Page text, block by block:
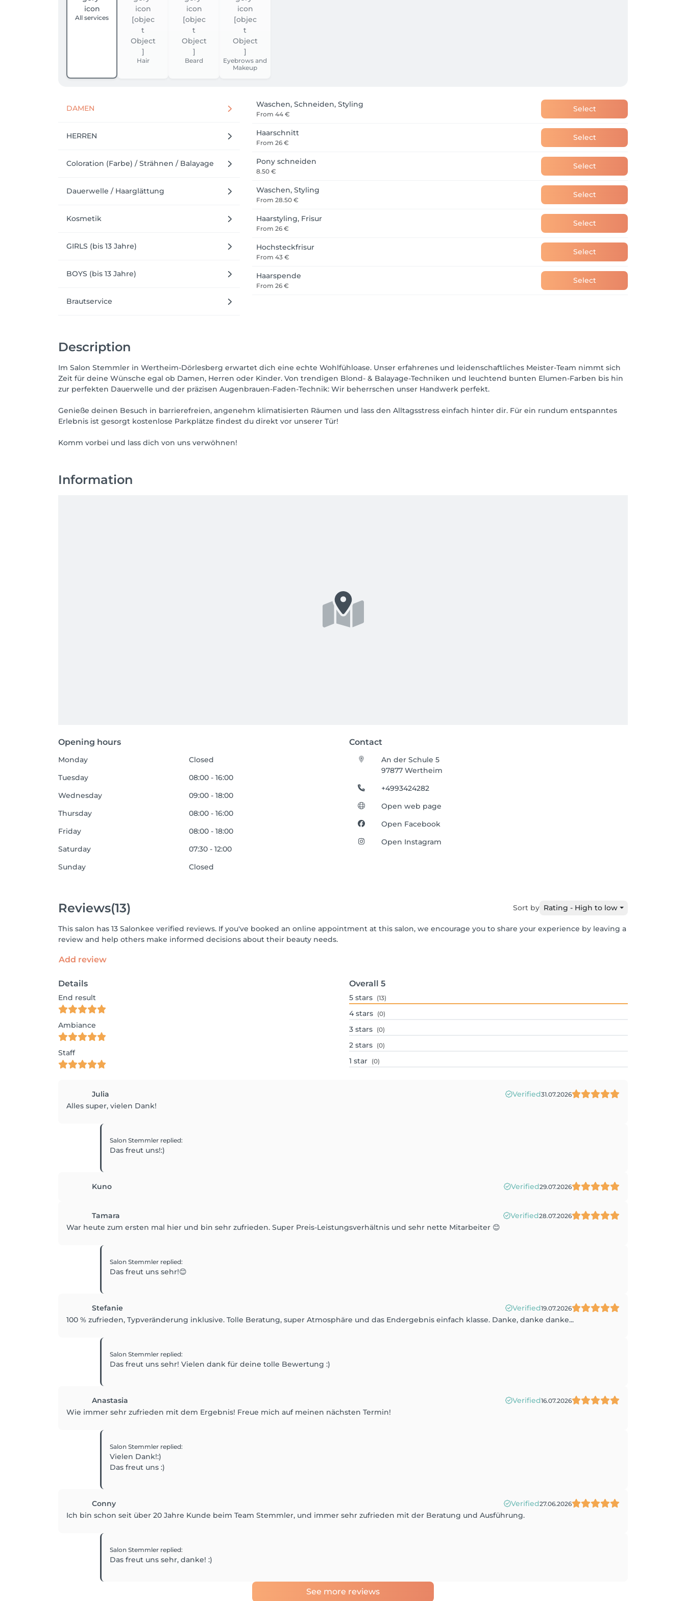
All services
Hair Beard
Eyebrows and
Makeup
DAMEN
HERREN
Coloration (Farbe) / Strähnen / Balayage
Dauerwelle / Haarglättung
Kosmetik
GIRLS (bis 13 Jahre)
BOYS (bis 13 Jahre)
Brautservice
Waschen, Schneiden, Styling
From 44 €
Select
Haarschnitt
From 26 €
Select
Pony schneiden
8.50 €
Select
Waschen, Styling
From 28.50 €
Select
Haarstyling, Frisur
From 26 €
Select
Hochsteckfrisur
From 43 €
Select
Haarspende
From 26 €
Select
Description
Im Salon Stemmler in Wertheim-Dörlesberg erwartet dich eine echte Wohlfühloase. Unser erfahrenes und leidenschaftliches Meister-Team nimmt sich
Zeit für deine Wünsche egal ob Damen, Herren oder Kinder. Von trendigen Blond- & Balayage-Techniken und leuchtend bunten Elumen-Farben bis hin
zur perfekten Dauerwelle und der präzisen Augenbrauen-Faden-Technik: Wir beherrschen unser Handwerk perfekt.
Genieße deinen Besuch in barrierefreien, angenehm klimatisierten Räumen und lass den Alltagsstress einfach hinter dir. Für ein rundum entspanntes
Erlebnis ist gesorgt kostenlose Parkplätze findest du direkt vor unserer Tür!
Komm vorbei und lass dich von uns verwöhnen!
Information
Opening hours Contact
Monday
Closed
Tuesday
08:00 - 16:00
Wednesday
09:00 - 18:00
Thursday
08:00 - 16:00
Friday
08:00 - 18:00
Saturday
07:30 - 12:00
Sunday
Closed
An der Schule 5
97877 Wertheim
+4993424282
Open web page
Open Facebook
Open Instagram
Reviews(13) Sort by Rating - High to low
This salon has 13 Salonkee verified reviews. If you've booked an online appointment at this salon, we encourage you to share your experience by leaving a
review and help others make informed decisions about their beauty needs.
Add review
Details
End result
Ambiance
Staff
Overall 5
5 stars (13)
4 stars (0)
3 stars (0)
2 stars (0)
1 star (0)
Julia Verified31.07.2026
Alles super, vielen Dank!
Salon Stemmler replied:
Das freut uns!:)
Kuno Verified29.07.2026
Tamara Verified28.07.2026
War heute zum ersten mal hier und bin sehr zufrieden. Super Preis-Leistungsverhältnis und sehr nette Mitarbeiter 😊
Salon Stemmler replied:
Das freut uns sehr!😊
Stefanie Verified19.07.2026
100 % zufrieden, Typveränderung inklusive. Tolle Beratung, super Atmosphäre und das Endergebnis einfach klasse. Danke, danke danke...
Salon Stemmler replied:
Das freut uns sehr! Vielen dank für deine tolle Bewertung :)
Anastasia Verified16.07.2026
Wie immer sehr zufrieden mit dem Ergebnis! Freue mich auf meinen nächsten Termin!
Salon Stemmler replied:
Vielen Dank!:)
Das freut uns :)
Conny Verified27.06.2026
Ich bin schon seit über 20 Jahre Kunde beim Team Stemmler, und immer sehr zufrieden mit der Beratung und Ausführung.
Salon Stemmler replied:
Das freut uns sehr, danke! :)
See more reviews